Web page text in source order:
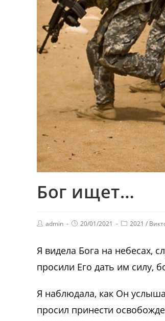
Бог ищет…
admin 20/01/2021 2021 /
Я видела Бога на небесах,
просили Его дать им силу,
Я наблюдала, как Он
просил принести